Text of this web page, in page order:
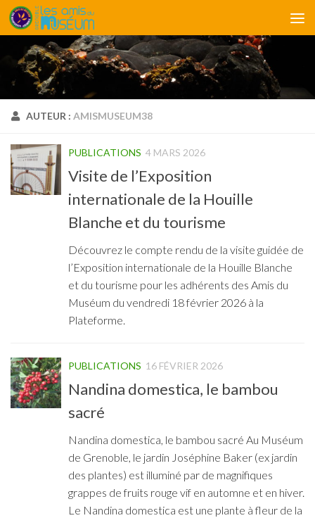
Skip to content
AUTEUR : AMISMUSEUM38
PUBLICATIONS 4 MARS 2026
Visite de l’Exposition
internationale de la Houille
Blanche et du tourisme
Découvrez le compte rendu de la visite guidée de
l’Exposition internationale de la Houille Blanche
et du tourisme pour les adhérents des Amis du
Muséum du vendredi 18 février 2026 à la
Plateforme.
PUBLICATIONS 16 FÉVRIER 2026
Nandina domestica, le bambou
sacré
Nandina domestica, le bambou sacré Au Muséum
de Grenoble, le jardin Joséphine Baker (ex jardin
des plantes) est illuminé par de magnifiques
grappes de fruits rouge vif en automne et en hiver.
Le Nandina domestica est une plante à fleur de la